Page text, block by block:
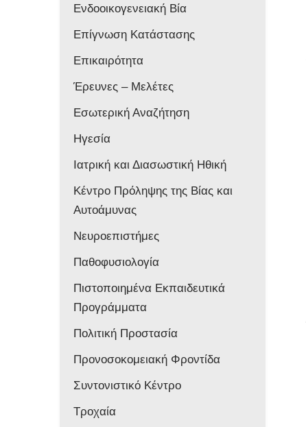
Ενδοοικογενειακή Βία
Επίγνωση Κατάστασης
Επικαιρότητα
Έρευνες – Μελέτες
Εσωτερική Αναζήτηση
Ηγεσία
Ιατρική και Διασωστική Ηθική
Κέντρο Πρόληψης της Βίας και
Αυτοάμυνας
Νευροεπιστήμες
Παθοφυσιολογία
Πιστοποιημένα Εκπαιδευτικά
Προγράμματα
Πολιτική Προστασία
Προνοσοκομειακή Φροντίδα
Συντονιστικό Κέντρο
Τροχαία